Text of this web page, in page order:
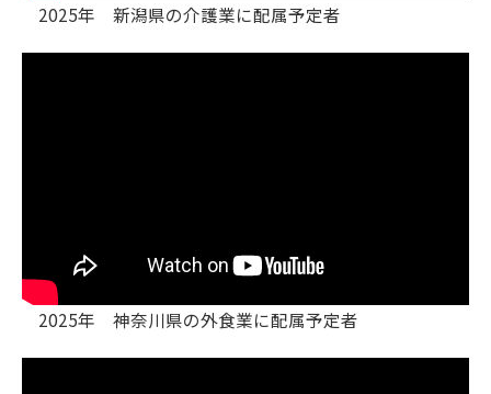
2025年 新潟県の介護業に配属予定者
2025年 神奈川県の外食業に配属予定者